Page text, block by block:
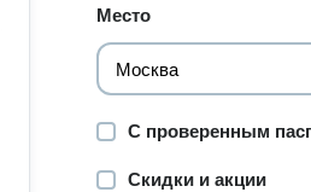
Место
С проверенным
Скидки и акции